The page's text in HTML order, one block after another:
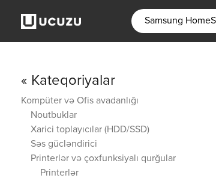
« Kateqoriyalar
Kompüter və Ofis avadanlığı
Noutbuklar
Xarici toplayıcılar (HDD/SSD)
Səs gücləndirici
Printerlər və çoxfunksiyalı qurğular
Printerlər